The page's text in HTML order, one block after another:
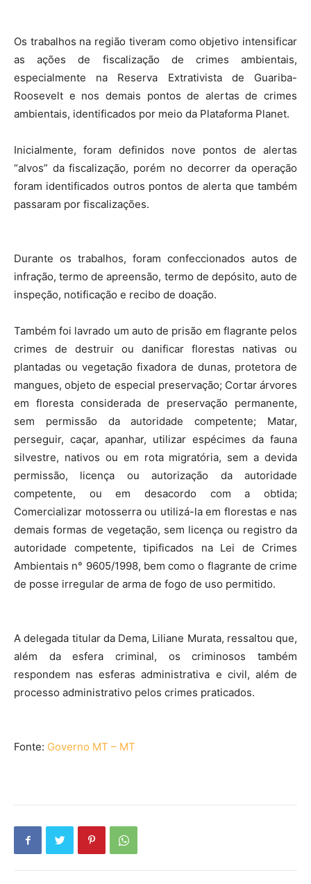
Os trabalhos na região tiveram como objetivo intensificar
as ações de fiscalização de crimes ambientais,
especialmente na Reserva Extrativista de Guariba-
Roosevelt e nos demais pontos de alertas de crimes
ambientais, identificados por meio da Plataforma Planet.
Inicialmente, foram definidos nove pontos de alertas
“alvos” da fiscalização, porém no decorrer da operação
foram identificados outros pontos de alerta que também
passaram por fiscalizações.
Durante os trabalhos, foram confeccionados autos de
infração, termo de apreensão, termo de depósito, auto de
inspeção, notificação e recibo de doação.
Também foi lavrado um auto de prisão em flagrante pelos
crimes de destruir ou danificar florestas nativas ou
plantadas ou vegetação fixadora de dunas, protetora de
mangues, objeto de especial preservação; Cortar árvores
em floresta considerada de preservação permanente,
sem permissão da autoridade competente; Matar,
perseguir, caçar, apanhar, utilizar espécimes da fauna
silvestre, nativos ou em rota migratória, sem a devida
permissão, licença ou autorização da autoridade
competente, ou em desacordo com a obtida;
Comercializar motosserra ou utilizá-la em florestas e nas
demais formas de vegetação, sem licença ou registro da
autoridade competente, tipificados na Lei de Crimes
Ambientais n° 9605/1998, bem como o flagrante de crime
de posse irregular de arma de fogo de uso permitido.
A delegada titular da Dema, Liliane Murata, ressaltou que,
além da esfera criminal, os criminosos também
respondem nas esferas administrativa e civil, além de
processo administrativo pelos crimes praticados.
Fonte: Governo MT – MT